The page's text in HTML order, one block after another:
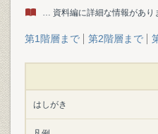
… 資料編に詳細な情報があり
第1階層まで 第2階層まで
はしがき